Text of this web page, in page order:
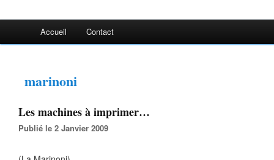
Accueil Contact
marinoni
Les machines à imprimer…
Publié le 2 Janvier 2009